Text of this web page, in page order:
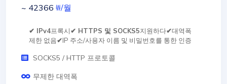
~ 42366 ₩/월
✔ IPv4프록시✔ HTTPS 및 SOCKS5지원하다✔대역폭
제한 없음✔IP 주소/사용자 이름 및 비밀번호를 통한 인증
SOCKS5 / HTTP 프로토콜
무제한 대역폭